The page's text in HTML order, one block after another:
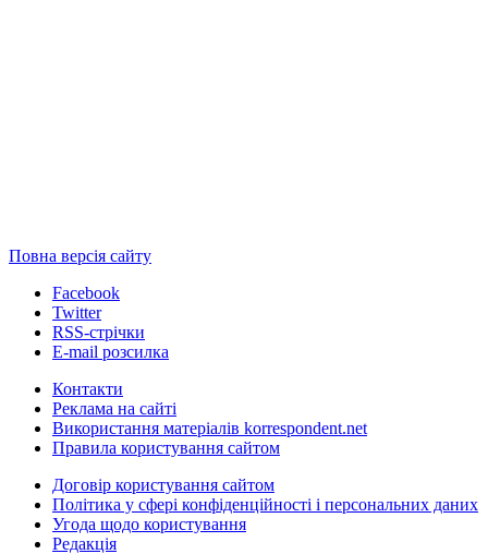
Повна версія сайту
Facebook
Twitter
RSS-стрічки
E-mail розсилка
Контакти
Реклама на сайті
Використання матеріалів korrespondent.net
Правила користування сайтом
Договір користування сайтом
Політика у сфері конфіденційності і персональних даних
Угода щодо користування
Редакція